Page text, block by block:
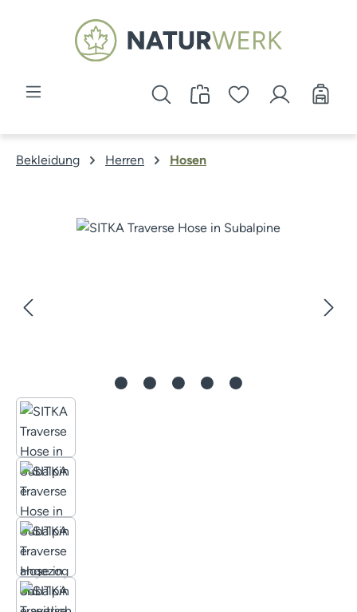
Zum Hauptinhalt springen
Bekleidung Herren Hosen
Bildergalerie überspringen